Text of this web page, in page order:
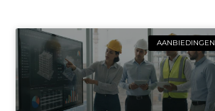
AANBIEDINGEN